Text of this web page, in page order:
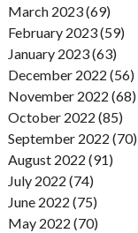
March 2023 (69)
February 2023 (59)
January 2023 (63)
December 2022 (56)
November 2022 (68)
October 2022 (85)
September 2022 (70)
August 2022 (91)
July 2022 (74)
June 2022 (75)
May 2022 (70)